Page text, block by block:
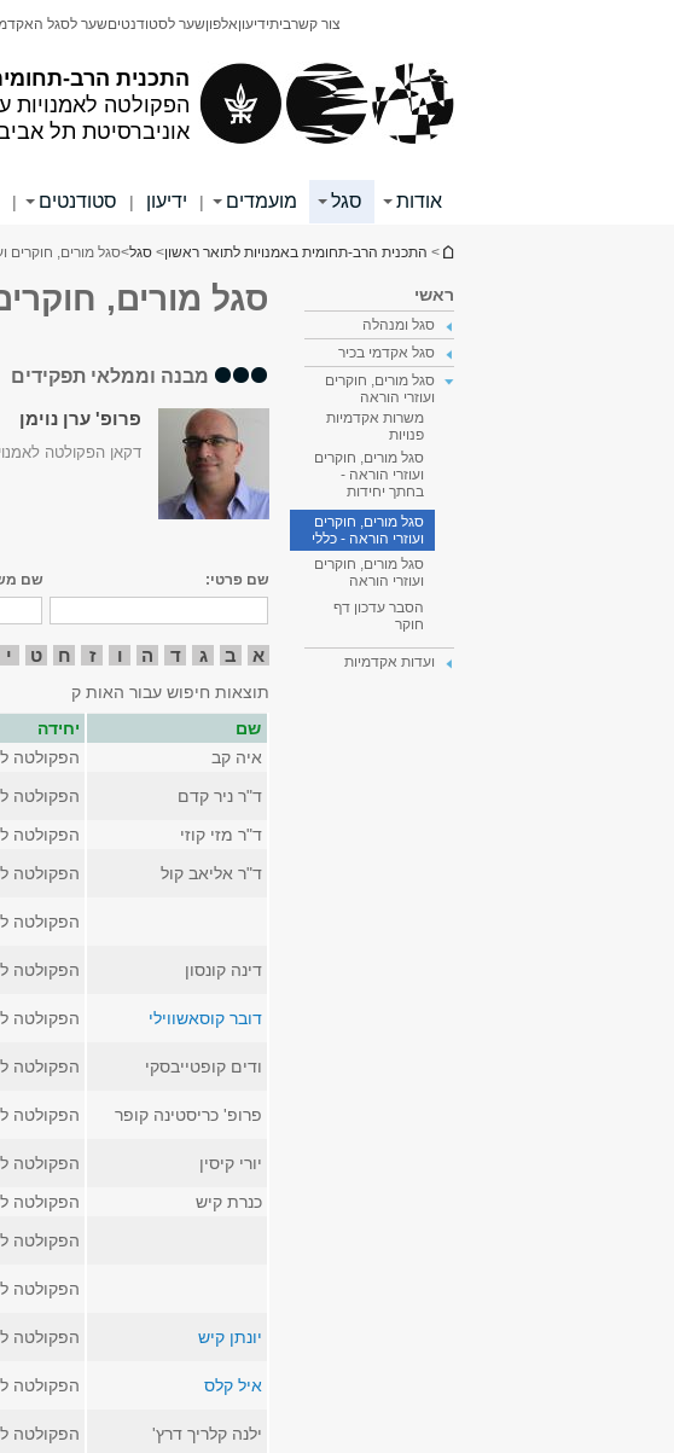
התכנית הרב-
הפקולטה לאמנויות
אוניברסיטת תל
צור קשרביתידיעוןאלפוןשער לסטודנטיםשער לסגל
אודות סגל מועמדים | ידיעון | סטודנטים |
הינך נמצא כאן
> התכנית הרב-תחומית באמנויות לתואר ראשון> סגל>סגל מורים, חוקרים
ראשי
סגל ומנהלה
סגל אקדמי בכיר
סגל מורים, חוקרים
ועוזרי הוראה
משרות אקדמיות
פנויות
סגל מורים, חוקרים
ועוזרי הוראה -
בחתך יחידות
סגל מורים, חוקרים
ועוזרי הוראה - כללי
סגל מורים, חוקרים
ועוזרי הוראה
הסבר עדכון דף
חוקר
ועדות אקדמיות
סגל מורים,
מבנה וממלאי תפקידים
פרופ' ערן נוימן
דקאן הפקולטה
שם פרטי: שם
א ב ג ד ה ו ז ח ט י
תוצאות חיפוש עבור האות ק
שם
יחידה
איה קב
הפקולטה
ד"ר ניר קדם
הפקולטה
ד"ר מזי קוזי
הפקולטה
ד"ר אליאב קול
הפקולטה
הפקולטה
דינה קונסון הפקולטה
דובר קוסאשווילי הפקולטה
ודים קופטייבסקי הפקולטה
פרופ' כריסטינה קופר הפקולטה
יורי קיסין הפקולטה
כנרת קיש
הפקולטה
הפקולטה
הפקולטה
יונתן קיש
הפקולטה
איל קלס
הפקולטה
ילנה קלריך דרץ' הפקולטה